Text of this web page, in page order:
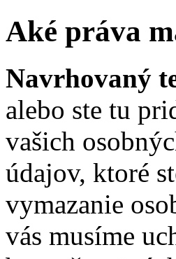
Aké práva
Navrhovaný
alebo ste tu
vašich
údajov, ktoré
vymazanie
vás musíme